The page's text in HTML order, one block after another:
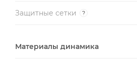
Защитные сетки ?
Материалы динамика